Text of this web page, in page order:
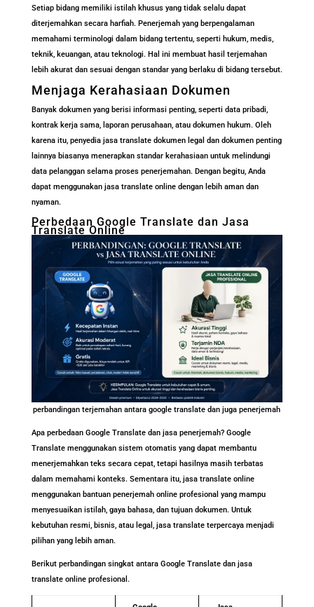
Setiap bidang memiliki istilah khusus yang tidak selalu dapat
diterjemahkan secara harfiah. Penerjemah yang berpengalaman
memahami terminologi dalam bidang tertentu, seperti hukum, medis,
teknik, keuangan, atau teknologi. Hal ini membuat hasil terjemahan
lebih akurat dan sesuai dengan standar yang berlaku di bidang tersebut.
Menjaga Kerahasiaan Dokumen
Banyak dokumen yang berisi informasi penting, seperti data pribadi,
kontrak kerja sama, laporan perusahaan, atau dokumen hukum. Oleh
karena itu, penyedia jasa translate dokumen legal dan dokumen penting
lainnya biasanya menerapkan standar kerahasiaan untuk melindungi
data pelanggan selama proses penerjemahan. Dengan begitu, Anda
dapat menggunakan jasa translate online dengan lebih aman dan
nyaman.
Perbedaan Google Translate dan Jasa
Translate Online
perbandingan terjemahan antara google translate dan juga penerjemah
Apa perbedaan Google Translate dan jasa penerjemah? Google
Translate menggunakan sistem otomatis yang dapat membantu
menerjemahkan teks secara cepat, tetapi hasilnya masih terbatas
dalam memahami konteks. Sementara itu, jasa translate online
menggunakan bantuan penerjemah online profesional yang mampu
menyesuaikan istilah, gaya bahasa, dan tujuan dokumen. Untuk
kebutuhan resmi, bisnis, atau legal, jasa translate terpercaya menjadi
pilihan yang lebih aman.
Berikut perbandingan singkat antara Google Translate dan jasa
translate online profesional.